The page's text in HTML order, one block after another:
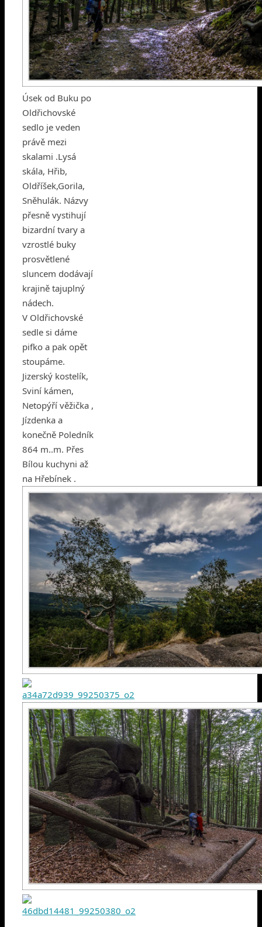
Úsek od Buku po
Oldřichovské
sedlo je veden
právě mezi
skalami .Lysá
skála, Hřib,
Oldříšek,Gorila,
Sněhulák. Názvy
přesně vystihují
bizardní tvary a
vzrostlé buky
prosvětlené
sluncem dodávají
krajině tajuplný
nádech.
V Oldřichovské
sedle si dáme
pifko a pak opět
stoupáme.
Jizerský kostelík,
Sviní kámen,
Netopýří věžička ,
Jízdenka a
konečně Poledník
864 m..m. Přes
Bílou kuchyni až
na Hřebínek .